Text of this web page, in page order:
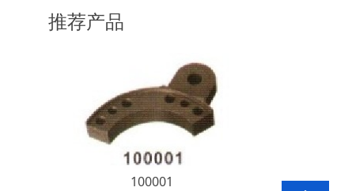
纸张厚度与纸张纹路，适当加减与橡皮滚筒中的
推荐产品
100001